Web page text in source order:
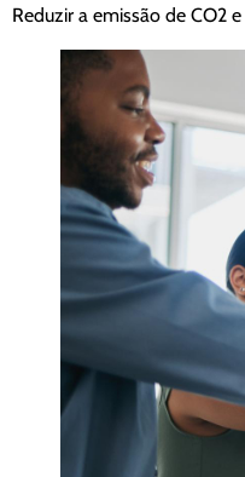
Reduzir a emissão de CO2 e